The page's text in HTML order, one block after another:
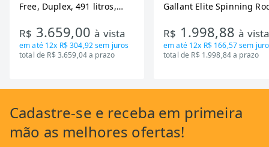
Free, Duplex, 491 litros,
RT650EVK463)
R$ 3.659,00à vista
em até 12x R$ 304,92sem juros
total de R$ 3.659,04 a prazo
Gallant Elite Spinning
Mecanica GSB13HBTA-PT
R$ 1.998,88à
em até 12x R$ 166,57sem
total de R$ 1.998,84 a prazo
Cadastre-se e receba em primeira
mão as melhores ofertas!